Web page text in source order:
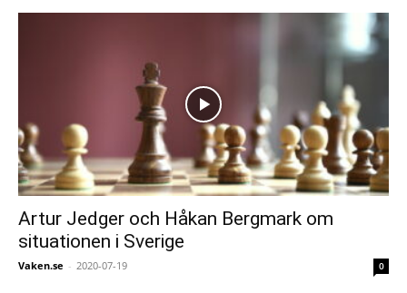
Artur Jedger och Håkan Bergmark om
situationen i Sverige
Vaken.se - 2020-07-19 0